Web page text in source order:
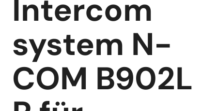
Intercom
system N-
COM B902L